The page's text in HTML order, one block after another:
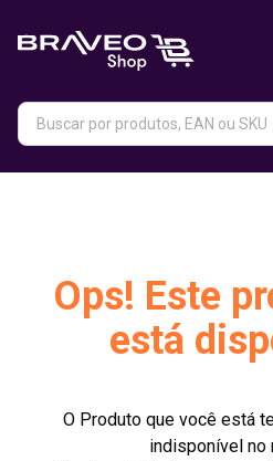
Ops! Este
está
O Produto que você está
indisponível no